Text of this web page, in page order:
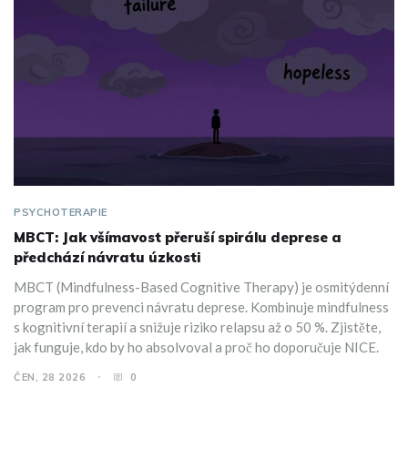
PSYCHOTERAPIE
MBCT: Jak všímavost přeruší spirálu deprese a
předchází návratu úzkosti
MBCT (Mindfulness-Based Cognitive Therapy) je osmitýdenní
program pro prevenci návratu deprese. Kombinuje mindfulness
s kognitivní terapií a snižuje riziko relapsu až o 50 %. Zjistěte,
jak funguje, kdo by ho absolvoval a proč ho doporučuje NICE.
ČEN, 28 2026 0